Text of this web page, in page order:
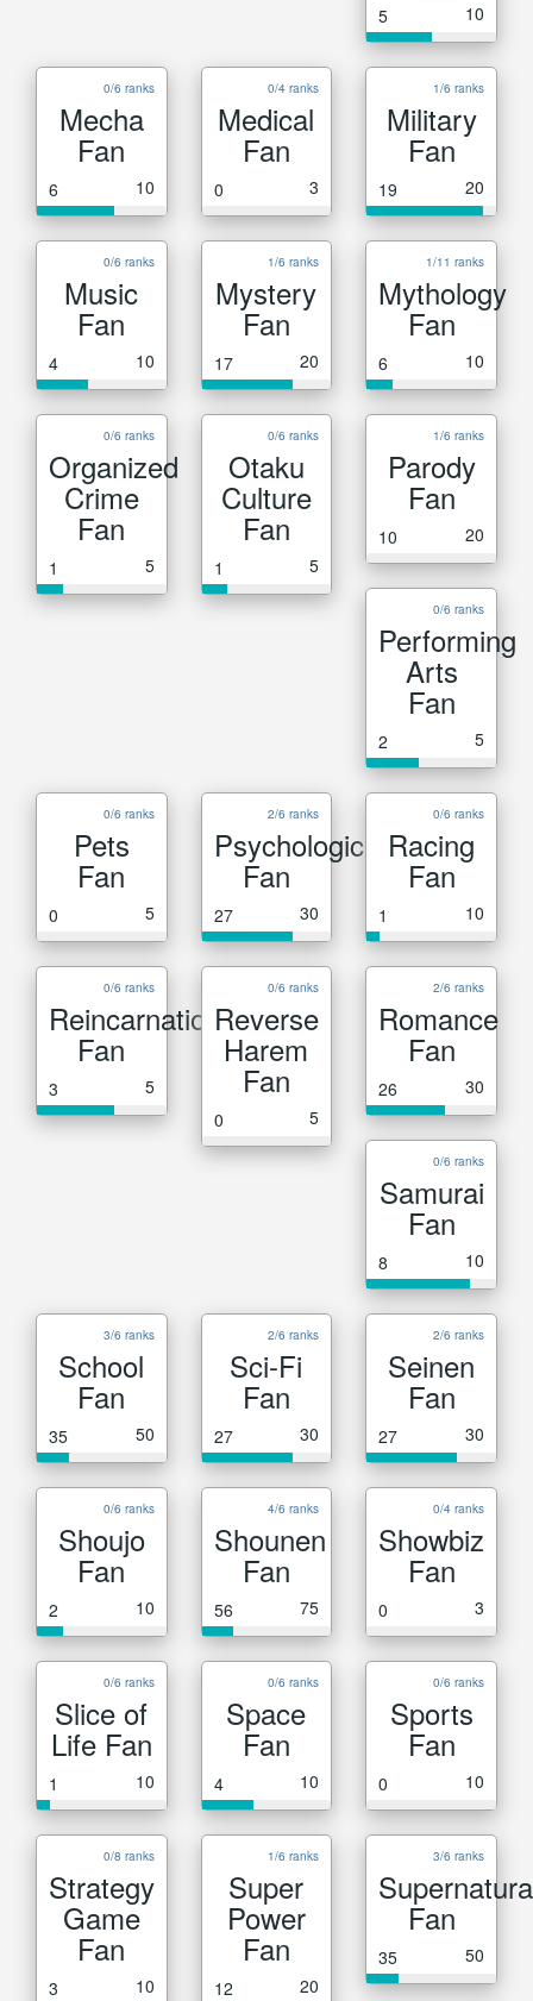
5 10
0/6 ranks
Mecha
Fan
6 10
0/4 ranks
Medical
Fan
0 3
1/6 ranks
Military
Fan
19 20
0/6 ranks
Music
Fan
4 10
1/6 ranks
Mystery
Fan
17 20
1/11 ranks
Mythology
Fan
6 10
0/6 ranks
Organized
Crime
Fan
1 5
0/6 ranks
Otaku
Culture
Fan
1 5
1/6 ranks
Parody
Fan
10 20
0/6 ranks
Performing
Arts
Fan
2 5
0/6 ranks
Pets
Fan
0 5
2/6 ranks
Psychological
Fan
27 30
0/6 ranks
Racing
Fan
1 10
0/6 ranks
Reincarnation
Fan
3 5
0/6 ranks
Reverse
Harem
Fan
0 5
2/6 ranks
Romance
Fan
26 30
0/6 ranks
Samurai
Fan
8 10
3/6 ranks
School
Fan
35 50
2/6 ranks
Sci-Fi
Fan
27 30
2/6 ranks
Seinen
Fan
27 30
0/6 ranks
Shoujo
Fan
2 10
4/6 ranks
Shounen
Fan
56 75
0/4 ranks
Showbiz
Fan
0 3
0/6 ranks
Slice of
Life Fan
1 10
0/6 ranks
Space
Fan
4 10
0/6 ranks
Sports
Fan
0 10
0/8 ranks
Strategy
Game
Fan
3 10
1/6 ranks
Super
Power
Fan
12 20
3/6 ranks
Fan
35 50